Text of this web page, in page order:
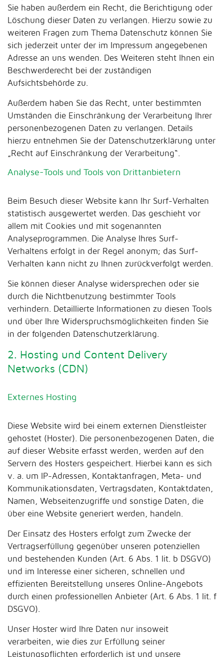
Sie haben außerdem ein Recht, die Berichtigung oder
Löschung dieser Daten zu verlangen. Hierzu sowie zu
weiteren Fragen zum Thema Datenschutz können Sie
sich jederzeit unter der im Impressum angegebenen
Adresse an uns wenden. Des Weiteren steht Ihnen ein
Beschwerderecht bei der zuständigen
Aufsichtsbehörde zu.
Außerdem haben Sie das Recht, unter bestimmten
Umständen die Einschränkung der Verarbeitung Ihrer
personenbezogenen Daten zu verlangen. Details
hierzu entnehmen Sie der Datenschutzerklärung unter
„Recht auf Einschränkung der Verarbeitung“.
Analyse-Tools und Tools von Drittanbietern
Beim Besuch dieser Website kann Ihr Surf-Verhalten
statistisch ausgewertet werden. Das geschieht vor
allem mit Cookies und mit sogenannten
Analyseprogrammen. Die Analyse Ihres Surf-
Verhaltens erfolgt in der Regel anonym; das Surf-
Verhalten kann nicht zu Ihnen zurückverfolgt werden.
Sie können dieser Analyse widersprechen oder sie
durch die Nichtbenutzung bestimmter Tools
verhindern. Detaillierte Informationen zu diesen Tools
und über Ihre Widerspruchsmöglichkeiten finden Sie
in der folgenden Datenschutzerklärung.
2. Hosting und Content Delivery
Networks (CDN)
Externes Hosting
Diese Website wird bei einem externen Dienstleister
gehostet (Hoster). Die personenbezogenen Daten, die
auf dieser Website erfasst werden, werden auf den
Servern des Hosters gespeichert. Hierbei kann es sich
v. a. um IP-Adressen, Kontaktanfragen, Meta- und
Kommunikationsdaten, Vertragsdaten, Kontaktdaten,
Namen, Webseitenzugriffe und sonstige Daten, die
über eine Website generiert werden, handeln.
Der Einsatz des Hosters erfolgt zum Zwecke der
Vertragserfüllung gegenüber unseren potenziellen
und bestehenden Kunden (Art. 6 Abs. 1 lit. b DSGVO)
und im Interesse einer sicheren, schnellen und
effizienten Bereitstellung unseres Online-Angebots
durch einen professionellen Anbieter (Art. 6 Abs. 1 lit. f
DSGVO).
Unser Hoster wird Ihre Daten nur insoweit
verarbeiten, wie dies zur Erfüllung seiner
Leistungspflichten erforderlich ist und unsere